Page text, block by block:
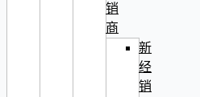
销
商
新
经
销